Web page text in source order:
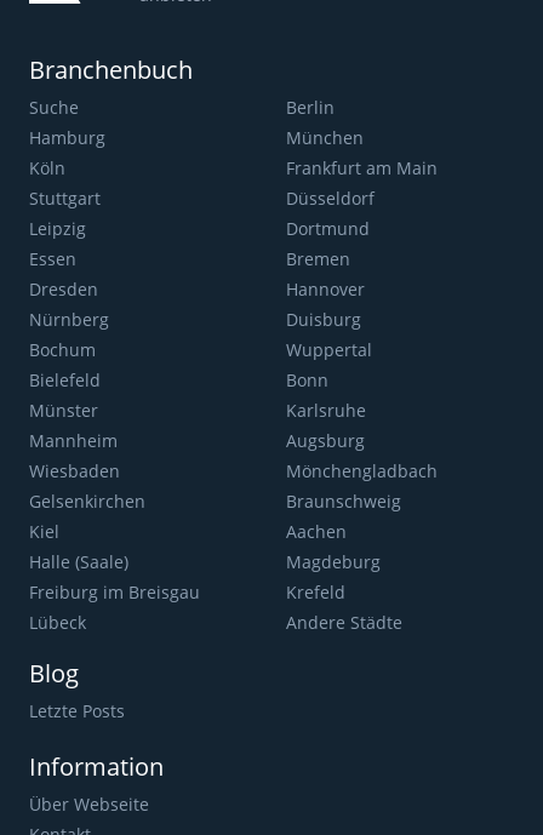
Branchenbuch
Suche
Berlin
Hamburg
München
Köln
Frankfurt am Main
Stuttgart
Düsseldorf
Leipzig
Dortmund
Essen
Bremen
Dresden
Hannover
Nürnberg
Duisburg
Bochum
Wuppertal
Bielefeld
Bonn
Münster
Karlsruhe
Mannheim
Augsburg
Wiesbaden
Mönchengladbach
Gelsenkirchen
Braunschweig
Kiel
Aachen
Halle (Saale)
Magdeburg
Freiburg im Breisgau
Krefeld
Lübeck
Andere Städte
Blog
Letzte Posts
Information
Über Webseite